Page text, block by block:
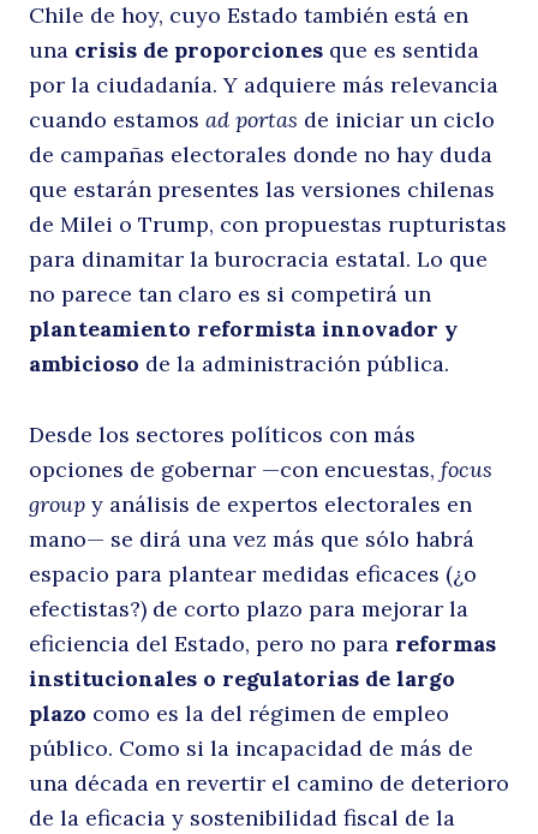
Buscar
Chile de hoy, cuyo Estado también está en
una crisis de proporciones que es sentida
por la ciudadanía. Y adquiere más relevancia
cuando estamos ad portas de iniciar un ciclo
de campañas electorales donde no hay duda
que estarán presentes las versiones chilenas
de Milei o Trump, con propuestas rupturistas
para dinamitar la burocracia estatal. Lo que
no parece tan claro es si competirá un
planteamiento reformista innovador y
ambicioso de la administración pública.
Desde los sectores políticos con más
opciones de gobernar —con encuestas, focus
group y análisis de expertos electorales en
mano— se dirá una vez más que sólo habrá
espacio para plantear medidas eficaces (¿o
efectistas?) de corto plazo para mejorar la
eficiencia del Estado, pero no para reformas
institucionales o regulatorias de largo
plazo como es la del régimen de empleo
público. Como si la incapacidad de más de
una década en revertir el camino de deterioro
de la eficacia y sostenibilidad fiscal de la